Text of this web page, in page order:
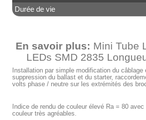
Durée de vie
En savoir plus: Mini Tube
LEDs SMD 2835
Installation par simple modification du câblage
suppression du ballast et du starter,
volts phase / neutre sur les extrémités des
Indice de rendu de couleur élevé Ra = 80
couleur très agréables.